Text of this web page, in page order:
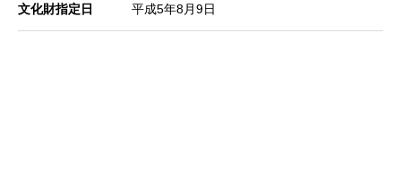
文化財指定日 平成5年8月9日